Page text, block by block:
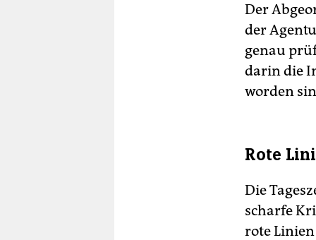
Der
der
genau
darin die
worden
Rote
Die
scharfe
rote